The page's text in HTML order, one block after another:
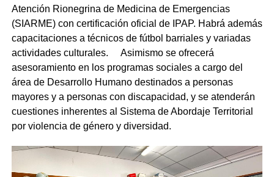
Atención Rionegrina de Medicina de Emergencias
(SIARME) con certificación oficial de IPAP. Habrá además
capacitaciones a técnicos de fútbol barriales y variadas
actividades culturales. Asimismo se ofrecerá
asesoramiento en los programas sociales a cargo del
área de Desarrollo Humano destinados a personas
mayores y a personas con discapacidad, y se atenderán
cuestiones inherentes al Sistema de Abordaje Territorial
por violencia de género y diversidad.